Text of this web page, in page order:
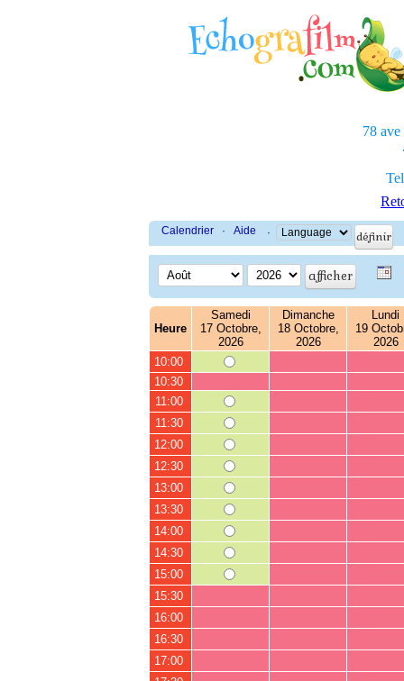
78 ave
Calendrier · Aide ·
Heure
Samedi
17 Octobre,
2026
Dimanche
18 Octobre,
2026
Lundi
19
2026
10:00
10:30
11:00
11:30
12:00
12:30
13:00
13:30
14:00
14:30
15:00
15:30
16:00
16:30
17:00